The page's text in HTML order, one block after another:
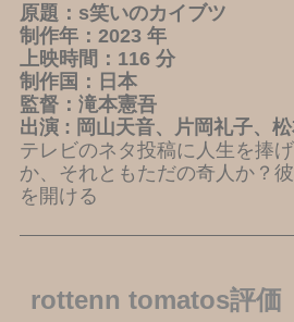
原題：s笑いのカイブツ
制作年：2023 年
上映時間：116 分
制作国：日本
監督：滝本憲吾
出演 : 岡山天音、片岡礼子、
テレビのネタ投稿に人生を捧
か、それともただの奇人か？
を開ける
rottenn tomatos評価